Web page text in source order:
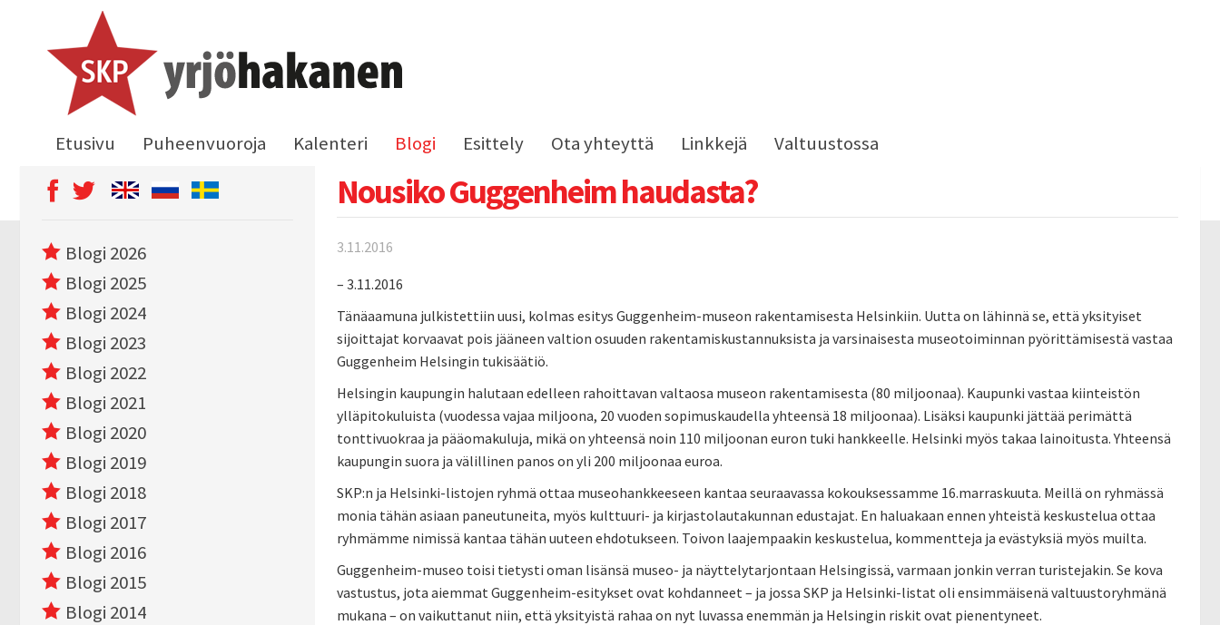
Etusivu Puheenvuoroja Kalenteri Blogi Esittely Ota yhteyttä Linkkejä Valtuustossa
Nousiko Guggenheim haudasta?
3.11.2016
– 3.11.2016
Tänäaamuna julkistettiin uusi, kolmas esitys Guggenheim-museon rakentamisesta Helsinkiin. Uutta on lähinnä se, että yksityiset
sijoittajat korvaavat pois jääneen valtion osuuden rakentamiskustannuksista ja varsinaisesta museotoiminnan pyörittämisestä vastaa
Guggenheim Helsingin tukisäätiö.
Helsingin kaupungin halutaan edelleen rahoittavan valtaosa museon rakentamisesta (80 miljoonaa). Kaupunki vastaa kiinteistön
ylläpitokuluista (vuodessa vajaa miljoona, 20 vuoden sopimuskaudella yhteensä 18 miljoonaa). Lisäksi kaupunki jättää perimättä
tonttivuokraa ja pääomakuluja, mikä on yhteensä noin 110 miljoonan euron tuki hankkeelle. Helsinki myös takaa lainoitusta. Yhteensä
kaupungin suora ja välillinen panos on yli 200 miljoonaa euroa.
SKP:n ja Helsinki-listojen ryhmä ottaa museohankkeeseen kantaa seuraavassa kokouksessamme 16.marraskuuta. Meillä on ryhmässä
monia tähän asiaan paneutuneita, myös kulttuuri- ja kirjastolautakunnan edustajat. En haluakaan ennen yhteistä keskustelua ottaa
ryhmämme nimissä kantaa tähän uuteen ehdotukseen. Toivon laajempaakin keskustelua, kommentteja ja evästyksiä myös muilta.
Guggenheim-museo toisi tietysti oman lisänsä museo- ja näyttelytarjontaan Helsingissä, varmaan jonkin verran turistejakin. Se kova
vastustus, jota aiemmat Guggenheim-esitykset ovat kohdanneet – ja jossa SKP ja Helsinki-listat oli ensimmäisenä valtuustoryhmänä
mukana – on vaikuttanut niin, että yksityistä rahaa on nyt luvassa enemmän ja Helsingin riskit ovat pienentyneet.
Blogi 2026
Blogi 2025
Blogi 2024
Blogi 2023
Blogi 2022
Blogi 2021
Blogi 2020
Blogi 2019
Blogi 2018
Blogi 2017
Blogi 2016
Blogi 2015
Blogi 2014